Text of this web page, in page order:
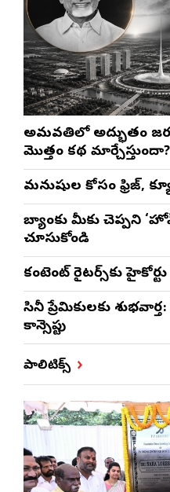
అమరావతిలో అద్భుతం
మొత్తం కథ మార్చేస్తుందా?
మనుషుల కోసం ఫ్రిజ్,
బ్యాంకు మీకు చెప్పని
చూసుకోండి
కంటెంట్ రైటర్స్‌కు
సినీ ప్రేమికులకు
కాన్సెప్టు
పాలిటిక్స్